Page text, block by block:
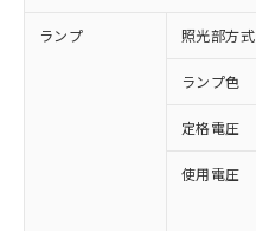
ランプ 照光部方式
ランプ色
定格電圧
使用電圧